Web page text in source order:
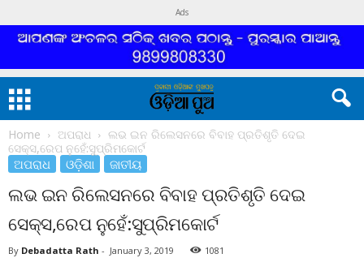
Ads
Home ଅପରାଧ
ଲଭ ଇନ ରିଲେସନରେ ବିବାହ ପ୍ରତିଶୃତି ଦେଇ
ସେକ୍ସ,ରେପ ନୁହେଁ:ସୁପ୍ରିମକୋର୍ଟ
ଅପରାଧ ଓଡ଼ିଶା ଜାତୀୟ
ଲଭ ଇନ ରିଲେସନରେ ବିବାହ ପ୍ରତିଶୃତି ଦେଇ
ସେକ୍ସ,ରେପ ନୁହେଁ:ସୁପ୍ରିମକୋର୍ଟ
By Debadatta Rath - January 3, 2019 1081